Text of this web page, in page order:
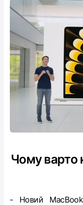
Чому варто
- Новий